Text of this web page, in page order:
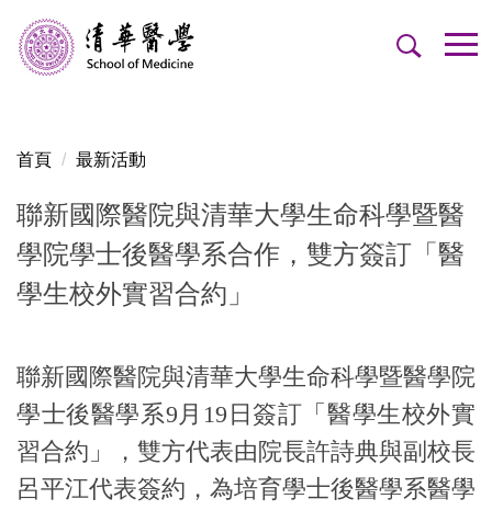
到
主
容
首頁 最新活動
聯新國際醫院與清華大學生命科學暨醫
學院學士後醫學系合作，雙方簽訂「醫
學生校外實習合約」
聯新國際醫院與清華大學生命科學暨醫學院
學士後醫學系9月19日簽訂「醫學生校外實
習合約」，雙方代表由院長許詩典與副校長
呂平江代表簽約，為培育學士後醫學系醫學